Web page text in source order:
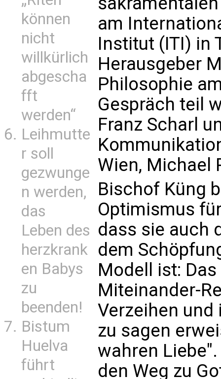
können
nicht
willkürlich
abgescha
fft
werden“
Leihmutte
r soll
gezwunge
n werden,
das
Leben des
herzkrank
en Babys
zu
beenden!
Bistum
Huelva
führt
am
Institut (ITI) in
Herausgeber
Philosophie
Gespräch teil
Franz Scharl
Wien, Michael
Bischof Küng
Optimismus
dass sie auch
dem
Modell ist:
Miteinander-
Verzeihen und
zu sagen
wahren
den Weg zu